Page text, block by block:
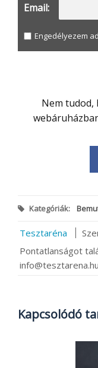
Email:
Engedélyezem
Nem tudod, hogyan vásárolj a Banggood
Kategóriák:
Tesztaréna
Pontatlanságot
info@tesztarena.hu
Kapcsolódó